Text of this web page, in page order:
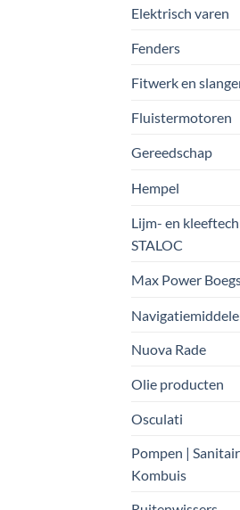
Elektrisch varen
Fenders
Fitwerk en
Fluistermotoren
Gereedschap
Hempel
Lijm- en
STALOC
Max Power
Nuova Rade
Olie producten
Osculati
Pompen |
Kombuis